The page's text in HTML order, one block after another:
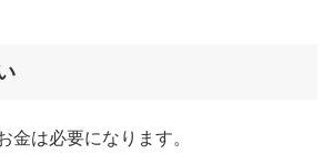
金は必要になります。